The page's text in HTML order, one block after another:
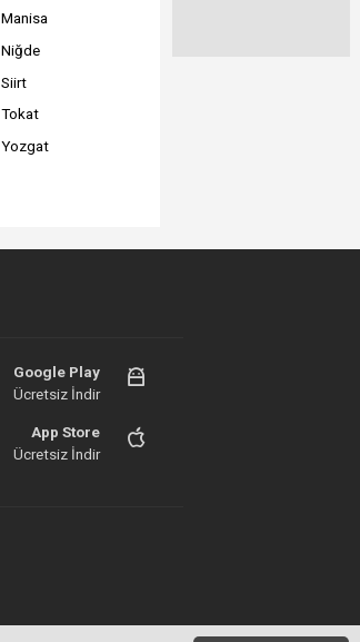
Manisa
Niğde
Siirt
Tokat
Yozgat
Google Play
Ücretsiz İndir
App Store
Ücretsiz İndir